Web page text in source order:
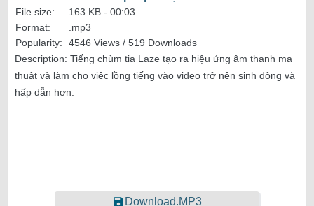
File size: 163 KB - 00:03
Format:
.mp3
Popularity:
4546 Views / 519 Downloads
Description: Tiếng chùm tia Laze tạo ra hiệu ứng âm thanh ma
thuật và làm cho việc lồng tiếng vào video trở nên sinh động và
hấp dẫn hơn.
Download.MP3